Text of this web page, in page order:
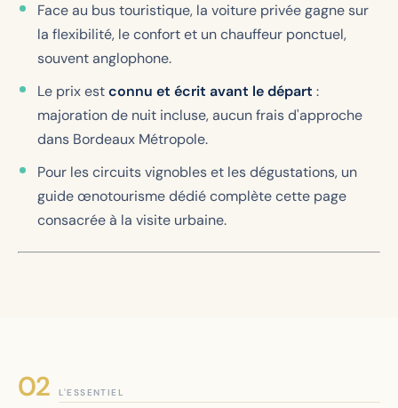
Face au bus touristique, la voiture privée gagne sur
la flexibilité, le confort et un chauffeur ponctuel,
souvent anglophone.
Le prix estconnu et écrit avant le départ :
majoration de nuit incluse, aucun frais d'approche
dans Bordeaux Métropole.
Pour les circuits vignobles et les dégustations, un
guide œnotourisme dédié complète cette page
consacrée à la visite urbaine.
L'ESSENTIEL